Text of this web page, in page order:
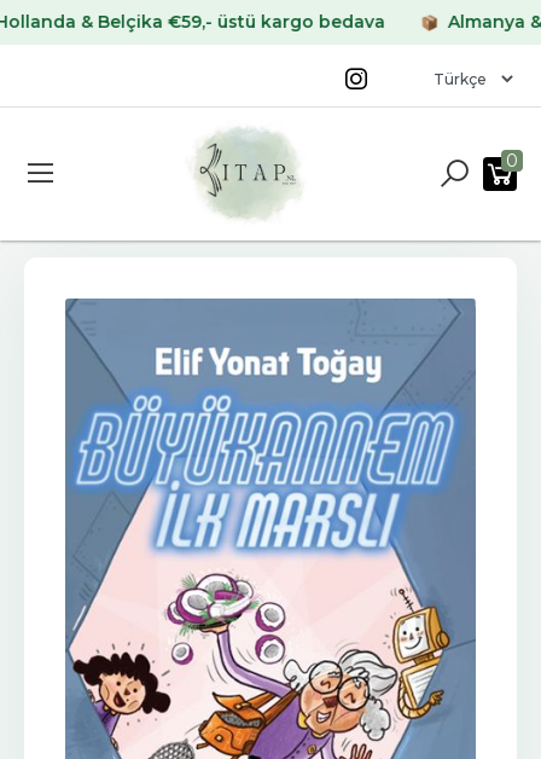
& Belçika €59,- üstü kargo bedava Almanya &
0